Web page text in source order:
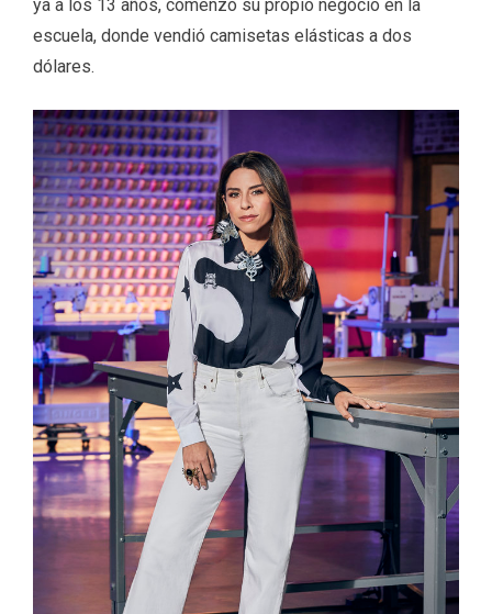
ya a los 13 años, comenzó su propio negocio en la
escuela, donde vendió camisetas elásticas a dos
dólares.